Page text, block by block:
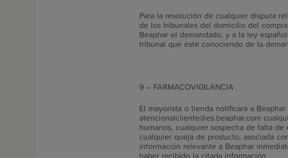
Para la resolución de cualquier disputa
de los tribunales del domicilio del
Beaphar el demandado, y a la ley
tribunal que esté conociendo de la
9 – FARMACOVIGILANCIA
El mayorista o tienda notificará a
atencionalcliente@es.beaphar.com
humanos, cualquier sospecha de falta
cualquier queja de producto, asociada
información relevante a Beaphar
haber recibido la citada información.